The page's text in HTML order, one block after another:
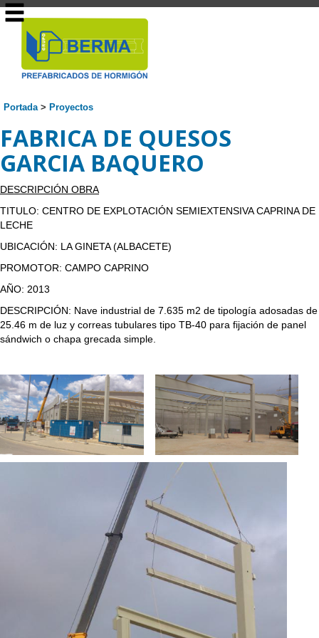
Portada > Proyectos
FABRICA DE QUESOS
GARCIA BAQUERO
DESCRIPCIÓN OBRA
TITULO: CENTRO DE EXPLOTACIÓN SEMIEXTENSIVA CAPRINA DE
LECHE
UBICACIÓN: LA GINETA (ALBACETE)
PROMOTOR: CAMPO CAPRINO
AÑO: 2013
DESCRIPCIÓN: Nave industrial de 7.635 m2 de tipología adosadas de
25.46 m de luz y correas tubulares tipo TB-40 para fijación de panel
sándwich o chapa grecada simple.